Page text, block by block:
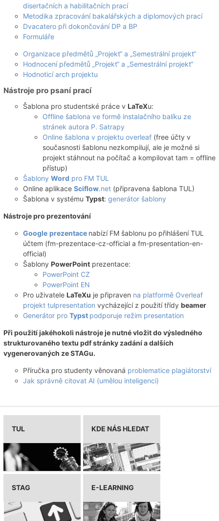
disertačních a habilitačních prací
Metodika zpracování bakalářských a diplomových prací
Dvacatero při dokončování DP a BP
Formuláře
Organizace předmětů „Projekt“ a „Semestrální projekt“
Hodnocení předmětů „Projekt“ a „Semestrální projekt“
Hodnoticí arch projektu
Nástroje pro psaní prací
Šablona pro studentské práce v LaTeXu:
Offline šablona ve formě instalačního balíku ze
stránek autora P. Satrapy
Online šablona v projektu overleaf(free účty v
současnosti šablonu nezkompilují, ale je možné si
projekt stáhnout na počítač a kompilovat tam = offline
přístup)
Šablony Word pro FM TUL
Online aplikace Sciflow.net(připravena šablona TUL)
Šablona v systému Typst: generátor šablony
Nástroje pro prezentování
Google prezentace nabízí FM šablonu po přihlášení TUL
účtem (fm-prezentace-cz-official a fm-presentation-en-
official)
Šablony PowerPointprezentace:
PowerPoint CZ
PowerPoint EN
Pro uživatele LaTeXu je připraven na platformě Overleaf
projekt tulpresentation vycházející z použití třídy beamer
Generátor pro Typst podporuje režim presentation
Při použití jakéhokoli nástroje je nutné vložit do výsledného
strukturovaného textu pdf stránky zadání a dalších
vygenerovaných ze STAGu.
Příručka pro studenty věnovaná problematice plagiátorství
Jak správně citovat AI (umělou inteligenci)
TUL KDE NÁS HLEDAT
STAG E-LEARNING